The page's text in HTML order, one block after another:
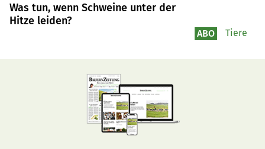
Was tun, wenn Schweine unter der
Hitze leiden?
ABO Tiere